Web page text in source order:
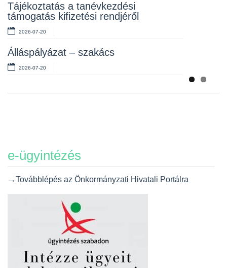
Tájékoztatás a tanévkezdési
támogatás kifizetési rendjéről
2026-07-20
Álláspályázat – szakács
2026-07-20
2026-07-06
e-ügyintézés
→Továbblépés az Önkormányzati Hivatali Portálra